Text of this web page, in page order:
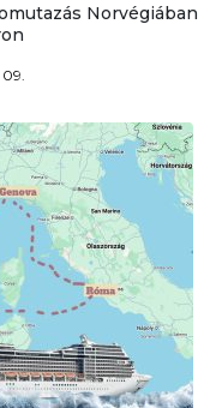
Norvégiában